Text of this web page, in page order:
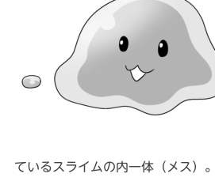
ているスライムの内一体（メス）